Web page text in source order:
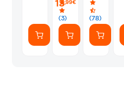
(3)
13,99€
(78)